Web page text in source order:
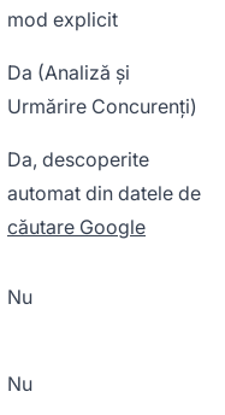
mod explicit
Da (Analiză și
Urmărire Concurenți)
Da, descoperite
automat din datele de
căutare Google
Nu
Nu